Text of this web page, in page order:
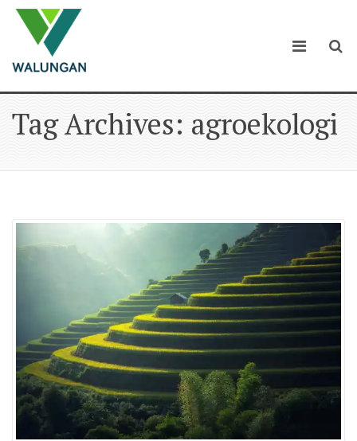
Tag Archives: agroekologi